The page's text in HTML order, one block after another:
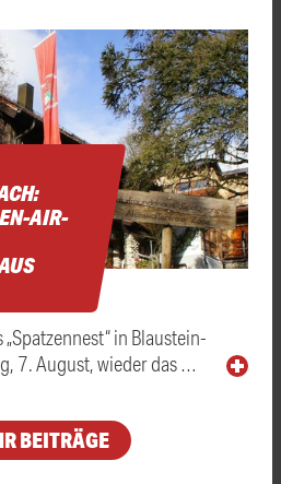
AIR-
in Blaustein-
7. August, wieder das …
BEITRÄGE